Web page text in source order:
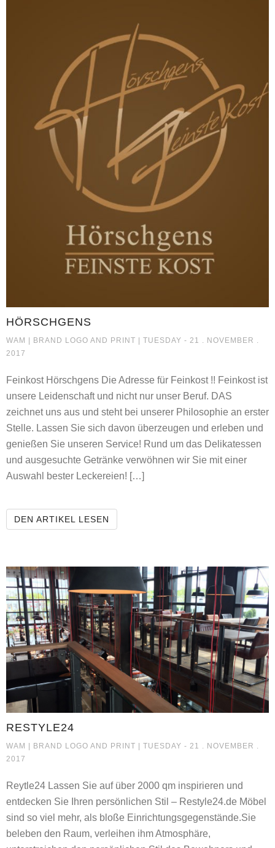
HÖRSCHGENS
WAM | BRAND LOGO AND PRINT HÖRSCHGENS
| TUESDAY - 21 . NOVEMBER .
2017
Feinkost Hörschgens Die Adresse für Feinkost !! Feinkost ist
unsere Leidenschaft und nicht nur unser Beruf. DAS
zeichnet uns aus und steht bei unserer Philosophie an erster
Stelle. Lassen Sie sich davon überzeugen und erleben und
genießen Sie unseren Service! Rund um das Delikatessen
und ausgesuchte Getränke verwöhnen wir Sie mit einer
Auswahl bester Leckereien! […]
DEN ARTIKEL LESEN
RESTYLE24
WAM | BRAND LOGO AND PRINT RESTYLE24
| TUESDAY - 21 . NOVEMBER .
2017
Reytle24 Lassen Sie auf über 2000 qm inspirieren und
entdecken Sie Ihren persönlichen Stil – Restyle24.de Möbel
sind so viel mehr, als bloße Einrichtungsgegenstände.Sie
beleben den Raum, verleihen ihm Atmosphäre,